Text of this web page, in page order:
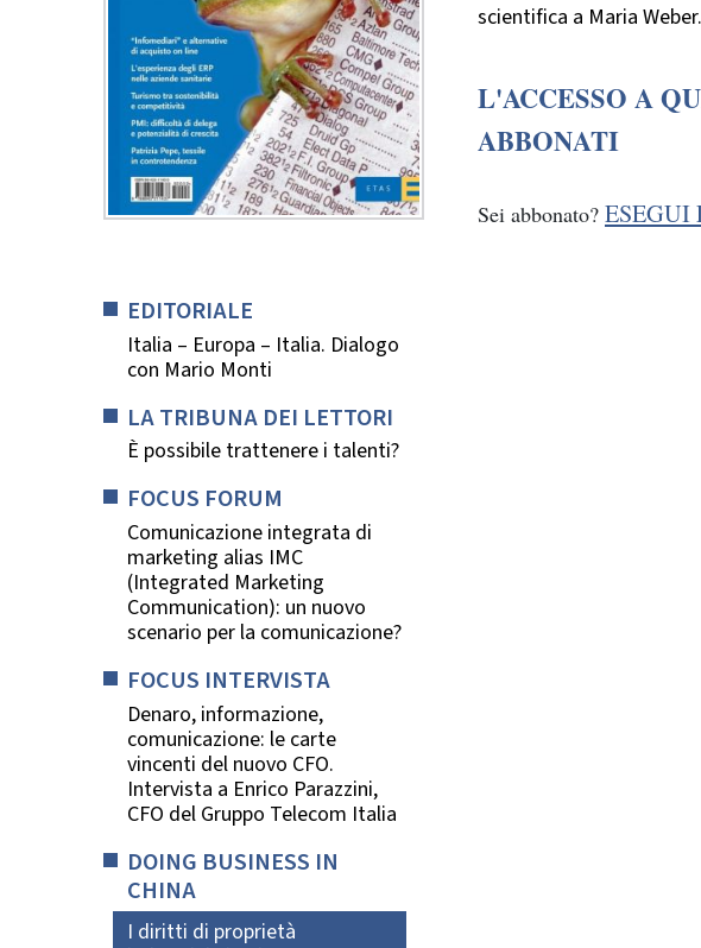
EDITORIALE
Italia – Europa – Italia. Dialogo
con Mario Monti
LA TRIBUNA DEI LETTORI
È possibile trattenere i talenti?
FOCUS FORUM
Comunicazione integrata di
marketing alias IMC
(Integrated Marketing
Communication): un nuovo
scenario per la comunicazione?
FOCUS INTERVISTA
Denaro, informazione,
comunicazione: le carte
vincenti del nuovo CFO.
Intervista a Enrico Parazzini,
CFO del Gruppo Telecom Italia
DOING BUSINESS IN
CHINA
I diritti di proprietà
scientifica a Maria Weber.
L'ACCESSO A
ABBONATI
Sei abbonato? ESEGUI